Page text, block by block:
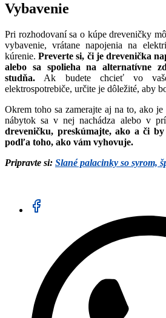
Vybavenie
Pri rozhodovaní sa o kúpe dreveničky
vybavenie, vrátane napojenia na
kúrenie.Preverte si, či je drevenička
alebo sa spolieha na alternatívne
studňa. Ak budete chcieť vo
elektrospotrebiče, určite je dôležité, aby
Okrem toho sa zamerajte aj na to, ako
nábytok sa v nej nachádza alebo v
dreveničku, preskúmajte, ako a či
podľa toho, ako vám vyhovuje.
Pripravte si: Slané palacinky so syrom,